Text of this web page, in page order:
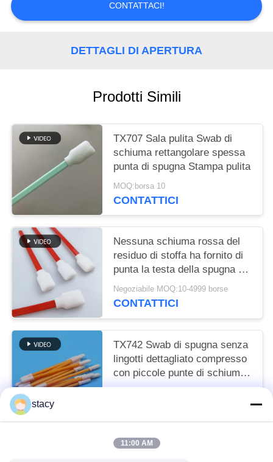
PRIVACY
CONTATTACI!
DETTAGLI DI APERTURA
Prodotti Simili
TX707 Sala pulita Swab di
schiuma rettangolare spessa
punta di spugna Stampa pulita
MOQ:borsa 10
CONTATTICI
Nessuna schiuma rossa del
residuo di stoffa ha fornito di
punta la testa della spugna del
quadrato di rettangolo dei
tamponi
Negoziabile MOQ:10-4999 borse
CONTATTICI
TX742 Swab di spugna senza
lingotti dettagliato compresso
con piccole punte di schiuma
in camera pulita per la pulizia
stacy
11:00 AM